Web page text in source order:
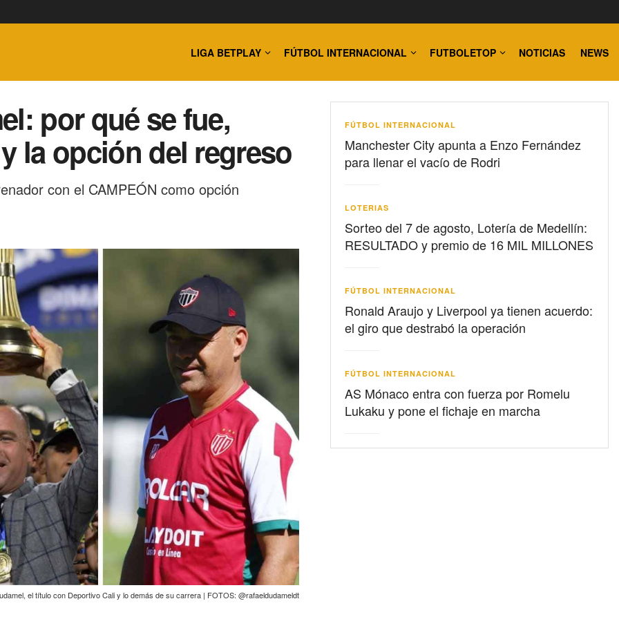
LIGA BETPLAY FÚTBOL INTERNACIONAL FUTBOLETOP NOTICIAS NEWS
por qué se fue,
la opción del regreso
con el CAMPEÓN como opción
el título con Deportivo Cali y lo demás de su carrera | FOTOS: @rafaeldudameldt
FÚTBOL INTERNACIONAL
Manchester City apunta a Enzo Fernández
para llenar el vacío de Rodri
LOTERIAS
Sorteo del 7 de agosto, Lotería de Medellín:
RESULTADO y premio de 16 MIL MILLONES
FÚTBOL INTERNACIONAL
Ronald Araujo y Liverpool ya tienen acuerdo:
el giro que destrabó la operación
FÚTBOL INTERNACIONAL
AS Mónaco entra con fuerza por Romelu
Lukaku y pone el fichaje en marcha